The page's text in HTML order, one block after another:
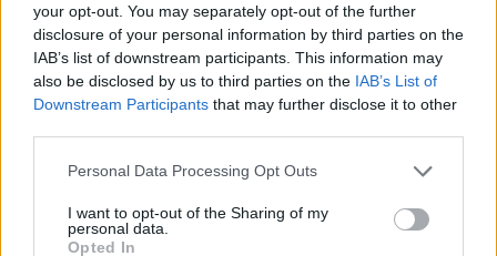
your opt-out. You may separately opt-out of the further
disclosure of your personal information by third parties on the
IAB’s list of downstream participants. This information may
also be disclosed by us to third parties on the IAB’s List of
Downstream Participants that may further disclose it to other
Please note that this website/app uses one or more Google
not limited to your visit or usage behaviour. You may click to
grant or deny consent to Google and its third-party tags to
Personal Data Processing Opt Outs
I want to opt-out of the Sharing of my
personal data.
Opted In
Jak się nazywa rodzina zRomea i Julii?
Sylwester i jego ortografia
Co w słownikach robi Erytreja?
Ciekawostki
— O pochodzeniu zwrotu
trafić w sedno
dziewica konsystorska— Dziewica konsystorska —
pochodzenie nazwy